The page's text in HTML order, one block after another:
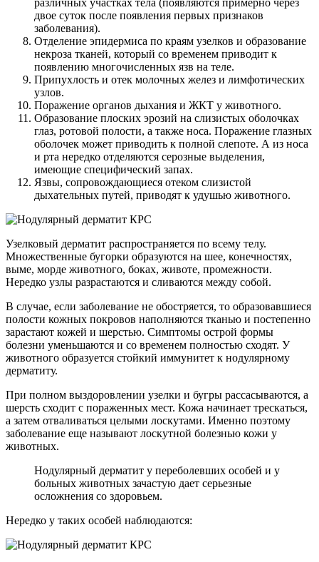
различных участках тела (появляются примерно через
двое суток после появления первых признаков
заболевания).
Отделение эпидермиса по краям узелков и образование
некроза тканей, который со временем приводит к
появлению многочисленных язв на теле.
Припухлость и отек молочных желез и лимфотических
узлов.
Поражение органов дыхания и ЖКТ у животного.
Образование плоских эрозий на слизистых оболочках
глаз, ротовой полости, а также носа. Поражение глазных
оболочек может приводить к полной слепоте. А из носа
и рта нередко отделяются серозные выделения,
имеющие специфический запах.
Язвы, сопровождающиеся отеком слизистой
дыхательных путей, приводят к удушью животного.
Узелковый дерматит распространяется по всему телу.
Множественные бугорки образуются на шее, конечностях,
выме, морде животного, боках, животе, промежности.
Нередко узлы разрастаются и сливаются между собой.
В случае, если заболевание не обостряется, то образовавшиеся
полости кожных покровов наполняются тканью и постепенно
зарастают кожей и шерстью. Симптомы острой формы
болезни уменьшаются и со временем полностью сходят. У
животного образуется стойкий иммунитет к нодулярному
дерматиту.
При полном выздоровлении узелки и бугры рассасываются, а
шерсть сходит с пораженных мест. Кожа начинает трескаться,
а затем отваливаться целыми лоскутами. Именно поэтому
заболевание еще называют лоскутной болезнью кожи у
животных.
Нодулярный дерматит у переболевших особей и у
больных животных зачастую дает серьезные
осложнения со здоровьем.
Нередко у таких особей наблюдаются: